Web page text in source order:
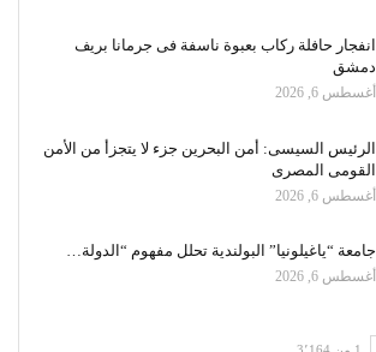
انفجار حافلة ركاب بعبوة ناسفة فى جرمانا بريف
دمشق
أغسطس 6, 2026
الرئيس السيسى: أمن البحرين جزء لا يتجزأ من الأمن
القومى المصرى
أغسطس 6, 2026
جامعة “ياغيلونيا” البولندية تحلل مفهوم “الدولة…
أغسطس 6, 2026